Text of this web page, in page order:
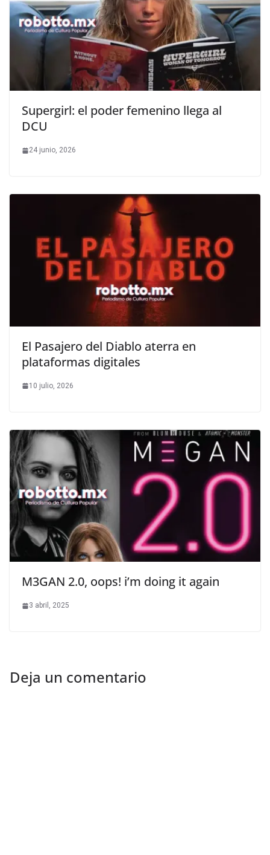
Supergirl: el poder femenino llega al
DCU
24 junio, 2026
El Pasajero del Diablo aterra en
plataformas digitales
10 julio, 2026
M3GAN 2.0, oops! i’m doing it again
3 abril, 2025
Deja un comentario